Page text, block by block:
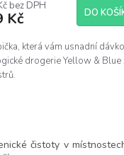
bez DPH
Kč DO
která vám usnadní
drogerie Yellow & Blue
l
čistoty v